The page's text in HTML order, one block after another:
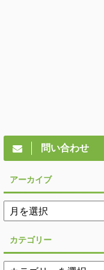
問い合わせ
アーカイブ
カテゴリー